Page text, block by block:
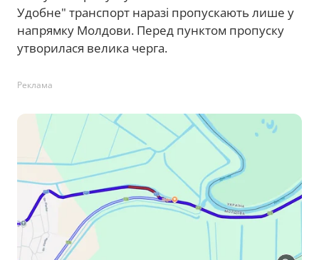
Удобне" транспорт наразі пропускають лише у
напрямку Молдови. Перед пунктом пропуску
утворилася велика черга.
Реклама